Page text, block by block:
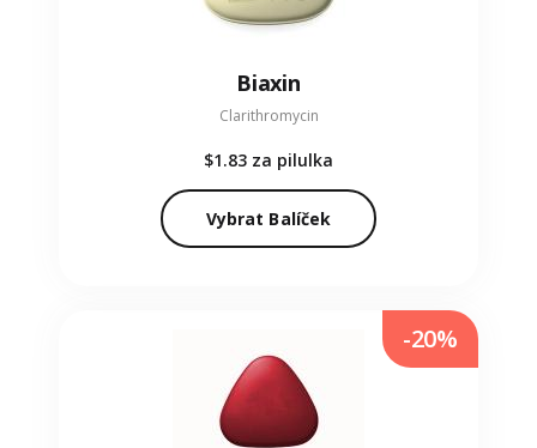
Biaxin
Clarithromycin
$1.83 za pilulka
Vybrat Balíček
-20%